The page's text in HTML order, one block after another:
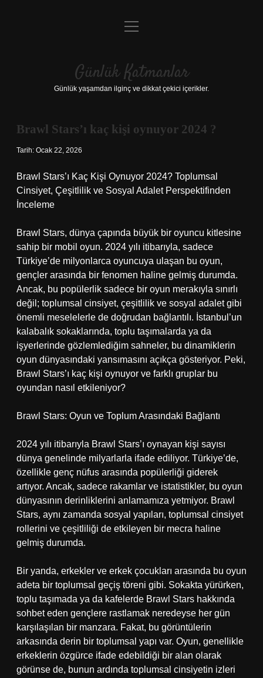
Anasayfa
Yasal Uyarı
menüyü
Günlük Katmanlar
Günlük yaşamdan ilginç ve dikkat çekici içerikler.
Brawl Stars’ı kaç kişi oynuyor 2024 ?
Tarih: Ocak 22, 2026
Brawl Stars’ı Kaç Kişi Oynuyor 2024? Toplumsal
Cinsiyet, Çeşitlilik ve Sosyal Adalet Perspektifinden
İnceleme
Brawl Stars, dünya çapında büyük bir oyuncu kitlesine
sahip bir mobil oyun. 2024 yılı itibarıyla, sadece
Türkiye’de milyonlarca oyuncuya ulaşan bu oyun,
gençler arasında bir fenomen haline gelmiş durumda.
Ancak, bu popülerlik sadece bir oyun merakıyla sınırlı
değil; toplumsal cinsiyet, çeşitlilik ve sosyal adalet gibi
önemli meselelerle de doğrudan bağlantılı. İstanbul’un
kalabalık sokaklarında, toplu taşımalarda ya da
işyerlerinde gözlemlediğim sahneler, bu dinamiklerin
oyun dünyasındaki yansımasını açıkça gösteriyor. Peki,
Brawl Stars’ı kaç kişi oynuyor ve farklı gruplar bu
oyundan nasıl etkileniyor?
Brawl Stars: Oyun ve Toplum Arasındaki Bağlantı
2024 yılı itibarıyla Brawl Stars’ı oynayan kişi sayısı
dünya genelinde milyarlarla ifade ediliyor. Türkiye’de,
özellikle genç nüfus arasında popülerliği giderek
artıyor. Ancak, sadece rakamlar ve istatistikler, bu oyun
dünyasının derinliklerini anlamamıza yetmiyor. Brawl
Stars, aynı zamanda sosyal yapıları, toplumsal cinsiyet
rollerini ve çeşitliliği de etkileyen bir mecra haline
gelmiş durumda.
Bir yanda, erkekler ve erkek çocukları arasında bu oyun
adeta bir toplumsal geçiş töreni gibi. Sokakta yürürken,
toplu taşımada ya da kafelerde Brawl Stars hakkında
sohbet eden gençlere rastlamak neredeyse her gün
karşılaşılan bir manzara. Fakat, bu görüntülerin
arkasında derin bir toplumsal yapı var. Oyun, genellikle
erkeklerin özgürce ifade edebildiği bir alan olarak
görünse de, bunun ardında toplumsal cinsiyetin izleri